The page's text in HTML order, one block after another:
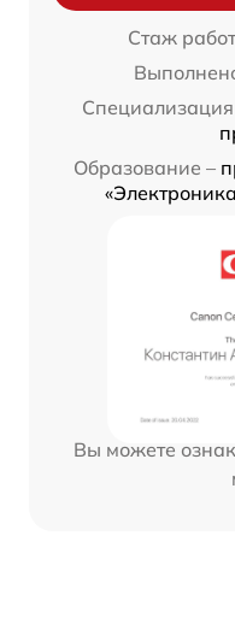
Стаж
Образование –
Вы можете